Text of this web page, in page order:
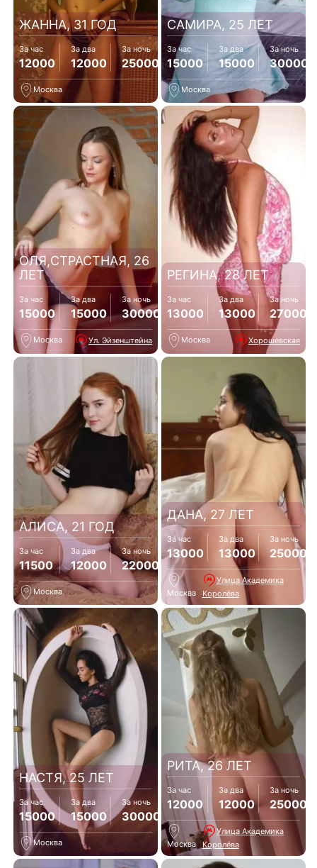
ЖАННА, 31 ГОД
За час
12000
За два
12000
За ночь
25000
Москва
САМИРА, 25 ЛЕТ
За час
15000
За два
15000
За ночь
30000
Москва
ОЛЯ,СТРАСТНАЯ, 26
ЛЕТ
За час
15000
За два
15000
За ночь
30000
Москва Ул. Эйзенштейна
РЕГИНА, 28 ЛЕТ
За час
13000
За два
13000
За ночь
27000
Москва Хорошевская
АЛИСА, 21 ГОД
За час
11500
За два
12000
За ночь
22000
Москва
ДАНА, 27 ЛЕТ
За час
13000
За два
13000
За ночь
25000
Москва
Улица Академика
Королёва
НАСТЯ, 25 ЛЕТ
За час
15000
За два
15000
За ночь
30000
Москва
РИТА, 26 ЛЕТ
За час
12000
За два
12000
За ночь
25000
Москва
Улица Академика
Королёва